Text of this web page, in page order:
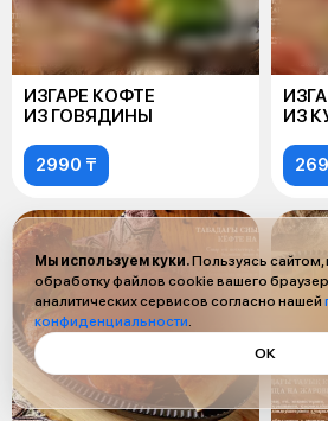
ИЗГАРЕ КОФТЕ
ИЗ ГОВЯДИНЫ
2990 ₸
ИЗ
Мы используем куки.Пользуясь сайтом,
обработку файлов cookie вашего
аналитических сервисов согласно нашей
конфиденциальности.
ОК